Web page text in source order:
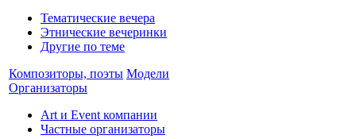
Тематические вечера
Этнические вечеринки
Другие по теме
Композиторы, поэты Модели
Организаторы
Art и Event компании
Частные организаторы